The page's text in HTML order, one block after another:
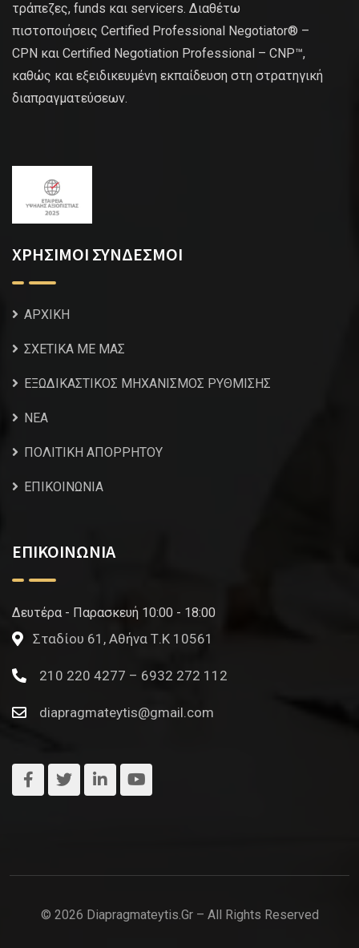
τράπεζες, funds και servicers. Διαθέτω
πιστοποιήσεις Certified Professional Negotiator® –
CPN και Certified Negotiation Professional – CNP™,
καθώς και εξειδικευμένη εκπαίδευση στη στρατηγική
διαπραγματεύσεων.
ΧΡΗΣΙΜΟΙ ΣΥΝΔΕΣΜΟΙ
ΑΡΧΙΚΗ
ΣΧΕΤΙΚΑ ΜΕ ΜΑΣ
ΕΞΩΔΙΚΑΣΤΙΚΟΣ ΜΗΧΑΝΙΣΜΟΣ ΡΥΘΜΙΣΗΣ
NEA
ΠΟΛΙΤΙΚΗ ΑΠΟΡΡΗΤΟΥ
ΕΠΙΚΟΙΝΩΝΙΑ
ΕΠΙΚΟΙΝΩΝΙΑ
Δευτέρα - Παρασκευή 10:00 - 18:00
Σταδίου 61, Αθήνα Τ.Κ 10561
210 220 4277 – 6932 272 112
diapragmateytis@gmail.com
© 2026 Diapragmateytis.gr – All Rights Reserved